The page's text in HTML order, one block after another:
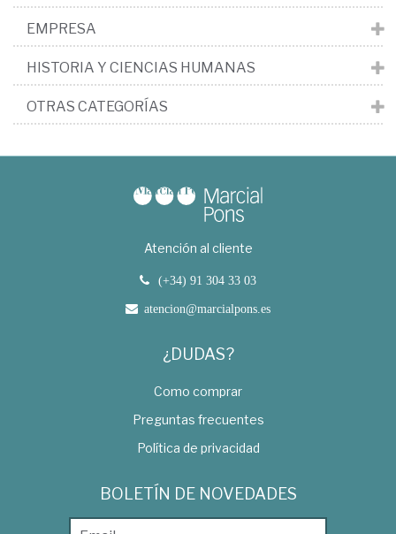
EMPRESA
HISTORIA Y CIENCIAS HUMANAS
OTRAS CATEGORÍAS
Atención al cliente
(+34) 91 304 33 03
atencion@marcialpons.es
¿DUDAS?
Como comprar
Preguntas frecuentes
Política de privacidad
BOLETÍN DE NOVEDADES